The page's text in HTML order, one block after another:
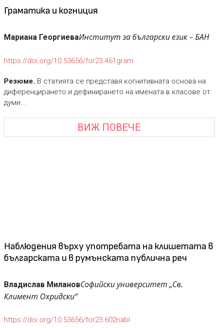
Граматика и когниция
Мариана ГеоргиеваИнститут за български език – БАН
https://doi.org/10.53656/for23.461gram
Резюме. В статията се представя когнитивната основа на
диференцирането и дефинирането на имената в класове от
думи...
ВИЖ ПОВЕЧЕ
Наблюдения върху употребата на клишетата в
българската и в румънската публична реч
Владислав МилановСофийски университет „Св.
Климент Охридски“
https://doi.org/10.53656/for23.602nabl